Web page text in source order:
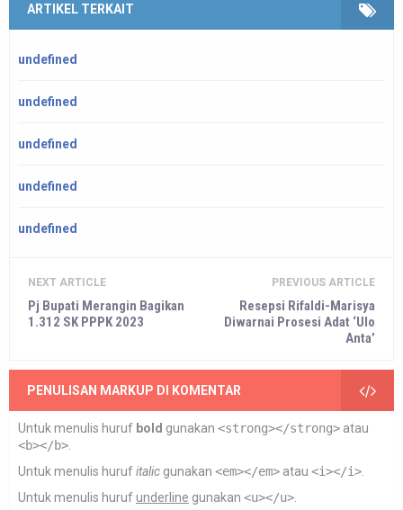
ARTIKEL TERKAIT
undefined
undefined
undefined
undefined
undefined
NEXT ARTICLE
Pj Bupati Merangin Bagikan
1.312 SK PPPK 2023
PREVIOUS ARTICLE
Resepsi Rifaldi-Marisya
Diwarnai Prosesi Adat ‘Ulo
Anta’
PENULISAN MARKUP DI KOMENTAR
Untuk menulis huruf bold gunakan <strong></strong> atau
<b></b>
Untuk menulis hurufitalic gunakan <em></em> atau <i></i>
Untuk menulis hurufunderline gunakan <u></u>